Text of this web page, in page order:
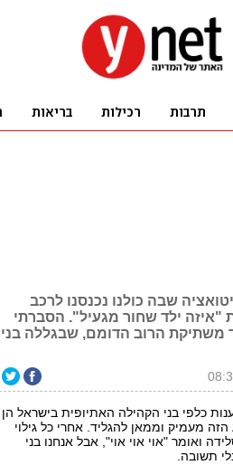
שבה כולנו נכנסנו לרכב
"איזה ילד שחור מגעיל". הסברתי
משתיקת הרוב הדומם, שבגללה בני
כלפי בני הקהילה האתיופית בישראל הן
מעמיק וממאן להגליד. אחרי כל גילוי
ואומר "אוי אוי אוי", אבל אנחנו בני
תשובה.